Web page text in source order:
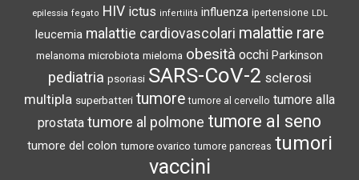
epilessia fegato HIV ictus infertilità influenza ipertensione LDL
leucemia malattie cardiovascolari malattie rare
melanoma microbiota mieloma obesità occhi Parkinson
pediatria psoriasi SARS-CoV-2 sclerosi
multipla superbatteri tumore tumore al cervello tumore alla
prostata tumore al polmone tumore al seno
tumore del colon tumore ovarico tumore pancreas tumori
vaccini